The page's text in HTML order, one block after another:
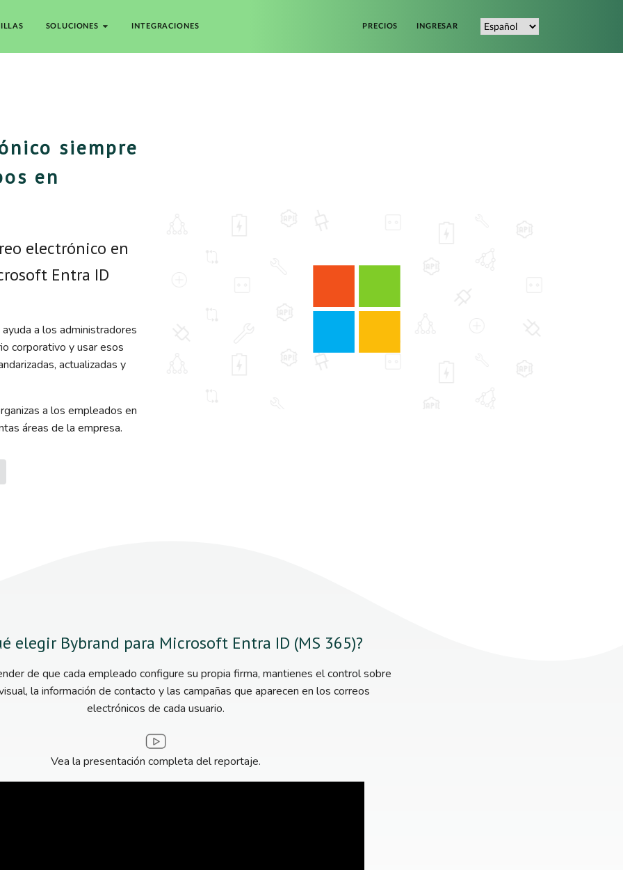
SOLUCIONES INTEGRACIONES PRECIOS INGRESAR
siempre
en
electrónico en
Entra ID
a los administradores
corporativo y usar esos
actualizadas y
a los empleados en
áreas de la empresa.
elegir Bybrand para Microsoft Entra ID (MS 365)?
de que cada empleado configure su propia firma, mantienes el control sobre
la información de contacto y las campañas que aparecen en los correos
electrónicos de cada usuario.
Vea la presentación completa del reportaje.